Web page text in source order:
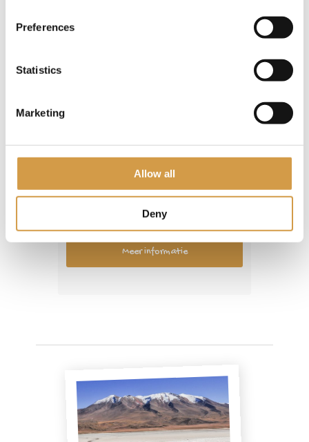
Preferences
Statistics
Marketing
Allow all
Deny
22dagen
Tot € 4.500,- p.p.
Meer informatie